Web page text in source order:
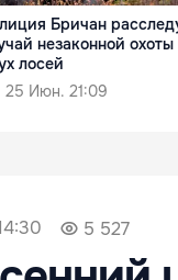
Бричан
незаконной охоты
лосей
25 Июн. 21:09
5 527